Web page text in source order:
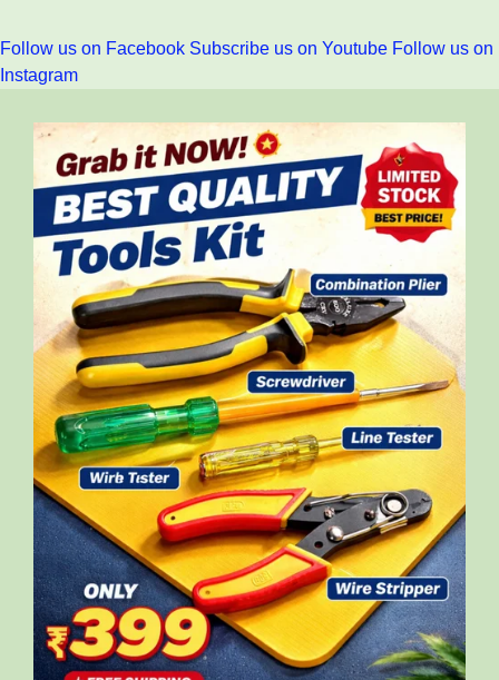
Follow us on Facebook Subscribe us on Youtube Follow us on
Instagram